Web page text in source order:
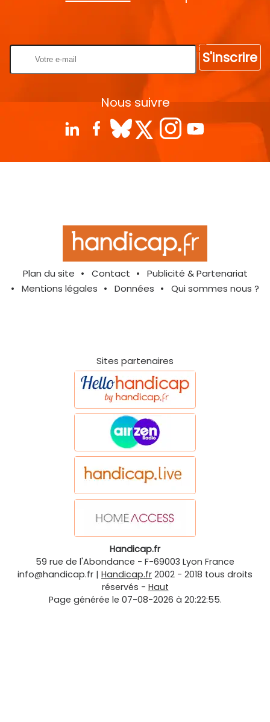
S'inscrire
Nous suivre
Plan du site Contact
Publicité & Partenariat
Mentions légales
Données Qui sommes nous ?
Sites partenaires
Handicap.fr
59 rue de l'Abondance - F-69003 Lyon France
info@handicap.fr | Handicap.fr 2002 - 2018 tous droits
réservés - Haut
Page générée le 07-08-2026 à 20:22:55.